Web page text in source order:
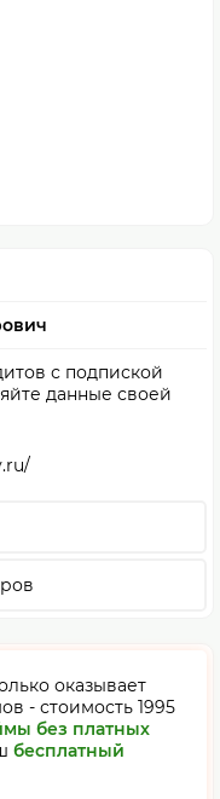
с подпиской
данные своей
оказывает
- стоимость 1995
без платных
бесплатный